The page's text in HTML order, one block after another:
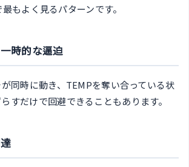
もよく見るパターンです。
時的な逼迫
同時に動き、TEMPを奪い合っている状
すだけで回避できることもあります。